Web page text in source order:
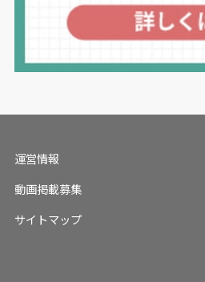
運営情報
動画掲載募集
サイトマップ